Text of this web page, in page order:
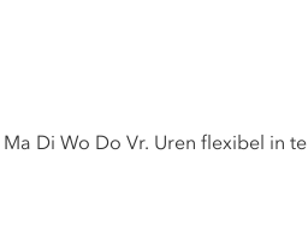
Di Wo Do Vr. Uren flexibel in